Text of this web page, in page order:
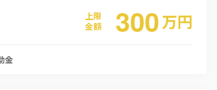
上限
金額
300万円
金